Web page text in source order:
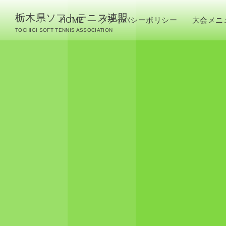
栃木県ソフトテニス連盟
TOCHIGI SOFT TENNIS ASSOCIATION
HOME プライバシーポリシー 大会メニ